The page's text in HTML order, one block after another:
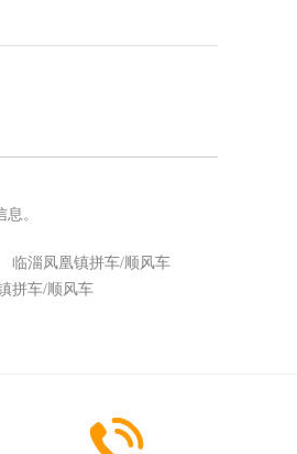
。
临淄凤凰镇拼车/顺风车
拼车/顺风车